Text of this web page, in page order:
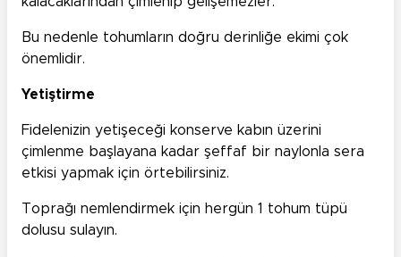
Bu nedenle tohumların doğru derinliğe ekimi çok
önemlidir.
Yetiştirme
Fidelenizin yetişeceği konserve kabın üzerini
çimlenme başlayana kadar şeffaf bir naylonla sera
etkisi yapmak için örtebilirsiniz.
Toprağı nemlendirmek için hergün 1 tohum tüpü
dolusu sulayın.